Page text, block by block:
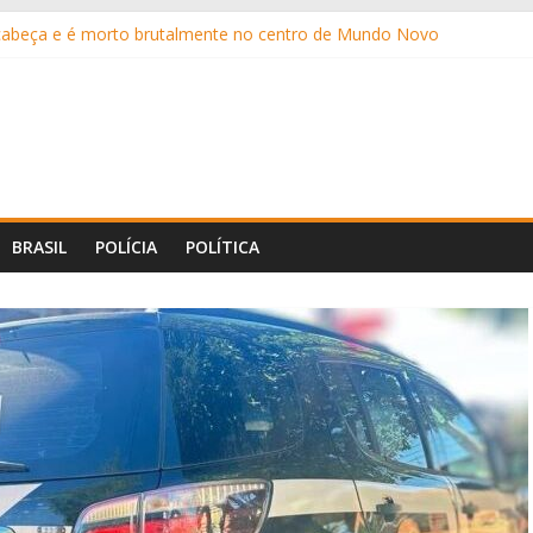
e é morto brutalmente no centro de Mundo Novo
anos após enganar pastelaria com Pix falso por sete meses
Caseiro apresenta projeto que institui a “Tornozeleira Rosa”
BRASIL POLÍCIA POLÍTICA